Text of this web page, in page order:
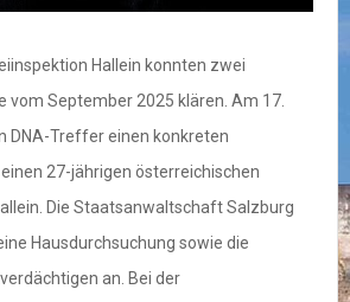
Hallein konnten zwei
vom September 2025 klären. Am 17.
DNA-Treffer einen konkreten
27-jährigen österreichischen
Die Staatsanwaltschaft Salzburg
Hausdurchsuchung sowie die
an. Bei der